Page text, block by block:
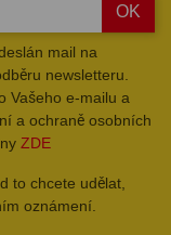
OK
mail na
newsletteru.
Vašeho e-mailu a
a ochraně osobních
ZDE
to chcete udělat,
oznámení.